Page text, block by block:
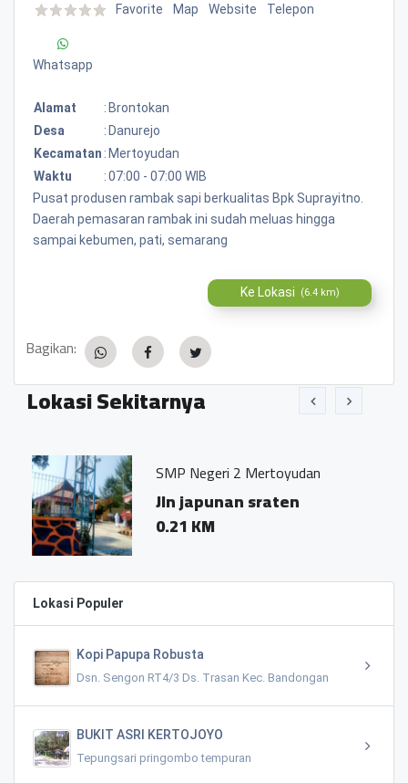
Favorite Map Website Telepon
Whatsapp
Alamat : Brontokan
Desa
: Danurejo
Kecamatan : Mertoyudan
Waktu
:07:00 - 07:00 WIB
Pusat produsen rambak sapi berkualitas Bpk Suprayitno.
Daerah pemasaran rambak ini sudah meluas hingga
sampai kebumen, pati, semarang
Ke Lokasi (6.4 km)
Bagikan:
Lokasi Sekitarnya
SMP Negeri 2 Mertoyudan
Jln japunan sraten
0.21 KM
Lokasi Populer
Kopi Papupa Robusta
Dsn. Sengon RT4/3 Ds. Trasan Kec. Bandongan
BUKIT ASRI KERTOJOYO
Tepungsari pringombo tempuran